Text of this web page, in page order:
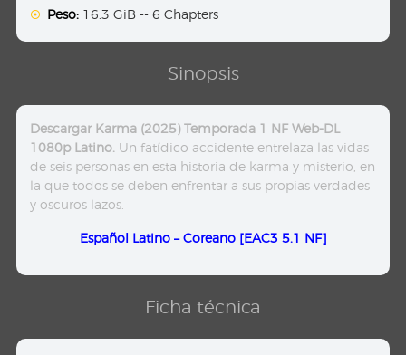
Peso: 16.3 GiB -- 6 Chapters
Sinopsis
Descargar Karma (2025) Temporada 1 NF Web-DL
1080p Latino. Un fatídico accidente entrelaza las vidas
de seis personas en esta historia de karma y misterio, en
la que todos se deben enfrentar a sus propias verdades
y oscuros lazos.
Español Latino – Coreano [EAC3 5.1 NF]
Ficha técnica